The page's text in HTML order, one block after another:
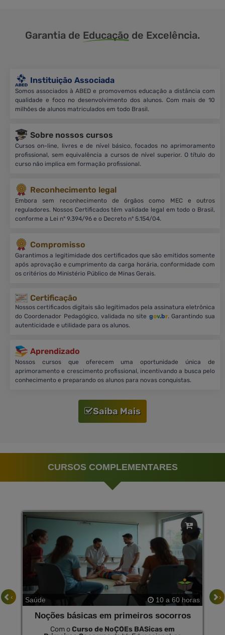
Garantia de Educação de Excelência.
Instituição Associada
Somos associados à ABED e promovemos educação a distância com
qualidade e foco no desenvolvimento dos alunos. Com mais de 10
milhões de alunos matriculados em todo Brasil.
Sobre nossos cursos
Cursos on-line, livres e de nível básico, focados no aprimoramento
profissional, sem equivalência a cursos de nível superior. O título do
curso não implica em formação profissional.
Reconhecimento legal
Embora sem reconhecimento de órgãos como MEC e outros
reguladores. Nossos Certificados têm validade legal em todo o Brasil,
conforme a Lei nº 9.394/96 e o Decreto nº 5.154/04.
Compromisso
Garantimos a legitimidade dos certificados que são emitidos somente
após aprovação e cumprimento da carga horária, conformidade com
os critérios do Ministério Público de Minas Gerais.
Certificação
Nossos certificados digitais são legitimados pela assinatura eletrônica
do Coordenador Pedagógico, validada no site gov.br. Garantindo sua
autenticidade e utilidade para os alunos.
Aprendizado
Nossos cursos que oferecem uma oportunidade única de
aprimoramento e crescimento profissional, incentivando a busca pelo
conhecimento e preparando os alunos para novas conquistas.
Saiba Mais
CURSOS COMPLEMENTARES
Saúde 10 a 60 horas
Noções básicas em primeiros socorros
Com oCurso de NoÇÕEs BÁSicas em
‹ ›